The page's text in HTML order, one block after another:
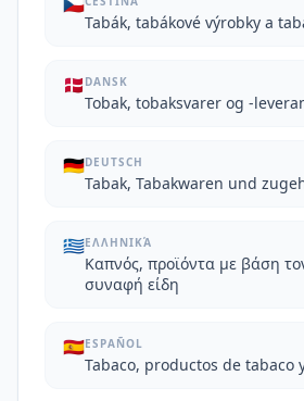
Tabák, tabákové výrobky a
🇩🇰 DANSK
Tobak, tobaksvarer og -
🇩🇪DEUTSCH
Tabak, Tabakwaren und
🇬🇷ΕΛΛΗΝΙΚΆ
Καπνός, προϊόντα με βάση
συναφή είδη
🇪🇸ESPAÑOL
Tabaco, productos de tabaco